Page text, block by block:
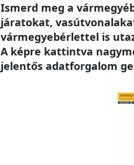
Ismerd meg a
járatokat,
vármegyebérlettel is
A képre kattintva
jelentős adatforgalom